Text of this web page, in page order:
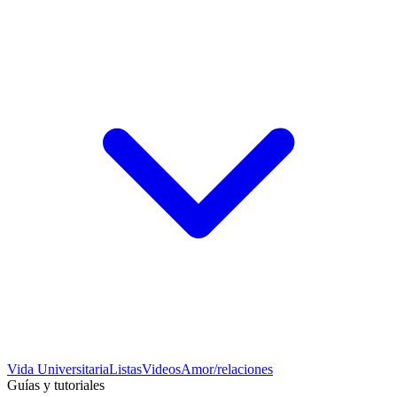
Vida UniversitariaListasVideosAmor/relaciones
Guías y tutoriales